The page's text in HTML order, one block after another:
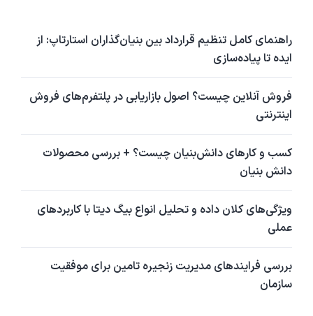
راهنمای کامل تنظیم قرارداد بین بنیان‌گذاران استارتاپ: از
ایده تا پیاده‌سازی
فروش آنلاین چیست؟ اصول بازاریابی در پلتفرم‌های فروش
اینترنتی
کسب و کارهای دانش‌بنیان چیست؟ + بررسی محصولات
دانش بنیان
ویژگی‌های کلان داده و تحلیل انواع بیگ دیتا با کاربردهای
عملی
بررسی فرایندهای مدیریت زنجیره تامین برای موفقیت
سازمان